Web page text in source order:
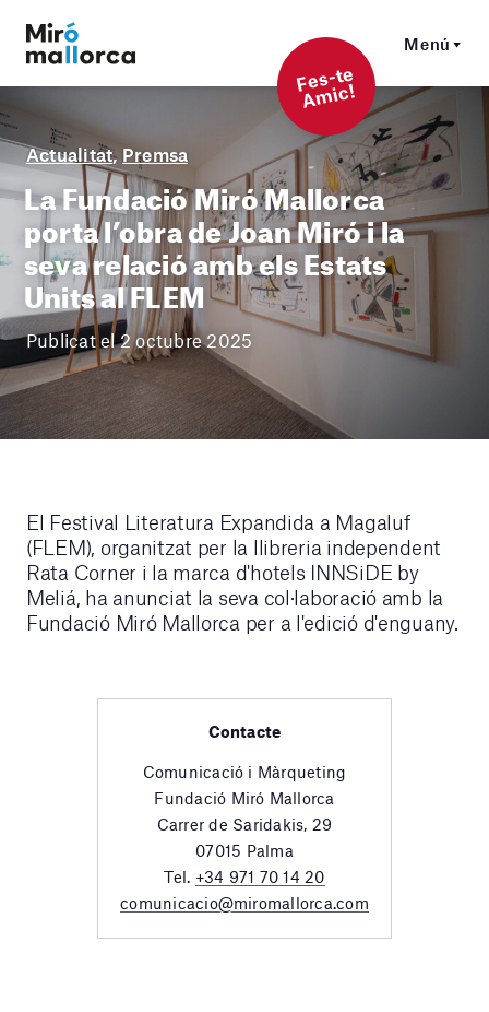
Menú
F
es-t
e
A
mi
c!
Actualitat, Premsa
La Fundació Miró Mallorca
porta l’obra de Joan Miró i la
seva relació amb els Estats
Units al FLEM
Publicat el 2 octubre 2025
El Festival Literatura Expandida a Magaluf
(FLEM), organitzat per la llibreria independent
Rata Corner i la marca d'hotels INNSiDE by
Meliá, ha anunciat la seva col·laboració amb la
Fundació Miró Mallorca per a l'edició d'enguany.
Contacte
Comunicació i Màrqueting
Fundació Miró Mallorca
Carrer de Saridakis, 29
07015 Palma
Tel. +34 971 70 14 20
comunicacio@miromallorca.com